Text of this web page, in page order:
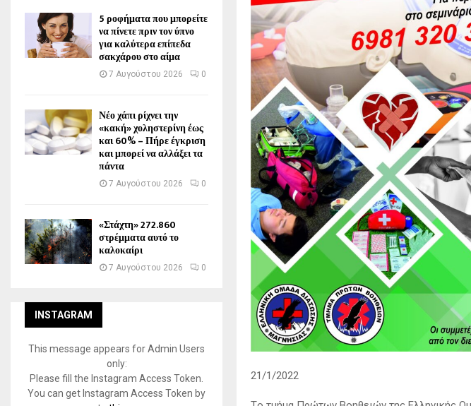
21/1/2022
5 ροφήματα που μπορείτε
να πίνετε πριν τον ύπνο
για καλύτερα επίπεδα
σακχάρου στο αίμα
7 Αυγούστου 2026 0
Νέο χάπι ρίχνει την
«κακή» χοληστερίνη έως
και 60% – Πήρε έγκριση
και μπορεί να αλλάξει τα
πάντα
7 Αυγούστου 2026 0
«Στάχτη» 272.860
στρέμματα αυτό το
καλοκαίρι
7 Αυγούστου 2026 0
INSTAGRAM
This message appears for Admin Users
only:
Please fill the Instagram Access Token.
You can get Instagram Access Token by